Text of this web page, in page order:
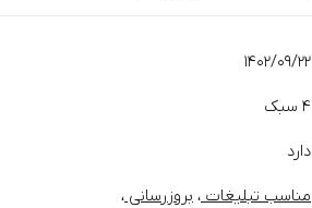
1402/09/22
۴ سبک
دارد
مناسب تبلیغات، بروزرسانی،